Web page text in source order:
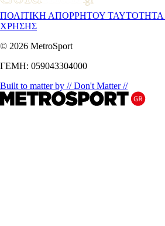
ΠΟΛΙΤΙΚΗ ΑΠΟΡΡΗΤΟΥ ΤΑΥΤΟΤΗΤΑ
ΧΡΗΣΗΣ
© 2026 MetroSport
ΓΕΜΗ: 059043304000
Built to matter by // Don't Matter //